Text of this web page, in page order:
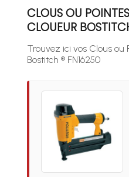
CLOUS OU
CLOUEUR
Trouvez ici vos Clous ou
Bostitch ® FN16250